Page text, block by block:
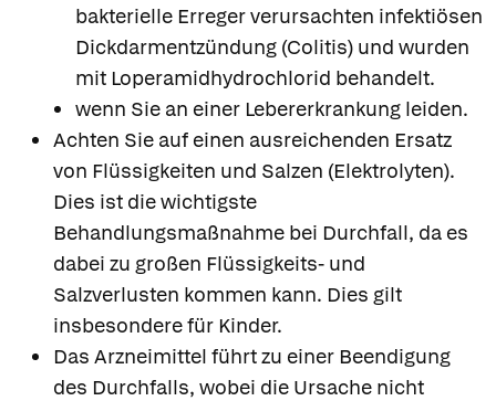
bakterielle Erreger verursachten infektiösen
Dickdarmentzündung (Colitis) und wurden
mit Loperamidhydrochlorid behandelt.
wenn Sie an einer Lebererkrankung leiden.
Achten Sie auf einen ausreichenden Ersatz
von Flüssigkeiten und Salzen (Elektrolyten).
Dies ist die wichtigste
Behandlungsmaßnahme bei Durchfall, da es
dabei zu großen Flüssigkeits- und
Salzverlusten kommen kann. Dies gilt
insbesondere für Kinder.
Das Arzneimittel führt zu einer Beendigung
des Durchfalls, wobei die Ursache nicht